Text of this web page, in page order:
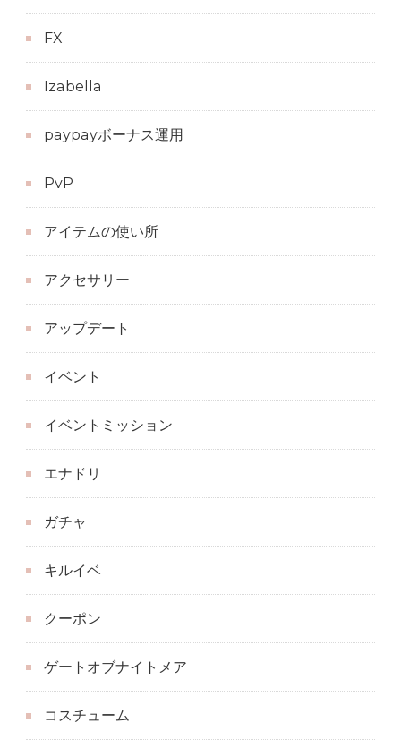
FX
Izabella
paypayボーナス運用
PvP
アイテムの使い所
アクセサリー
アップデート
イベント
イベントミッション
エナドリ
ガチャ
キルイベ
クーポン
ゲートオブナイトメア
コスチューム